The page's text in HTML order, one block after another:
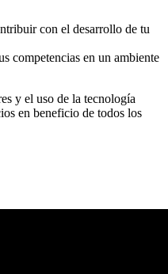
con el desarrollo de tu
competencias en un ambiente
y el uso de la tecnología
en beneficio de todos los